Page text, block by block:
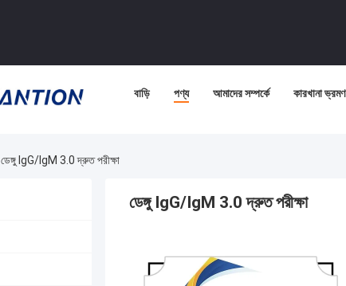
বাড়ি পণ্য আমাদের সম্পর্কে কারখানা ভ্রমণ
ডেঙ্গু IgG/IgM 3.0 দ্রুত পরীক্ষা
ডেঙ্গু IgG/IgM 3.0 দ্রুত পরীক্ষা